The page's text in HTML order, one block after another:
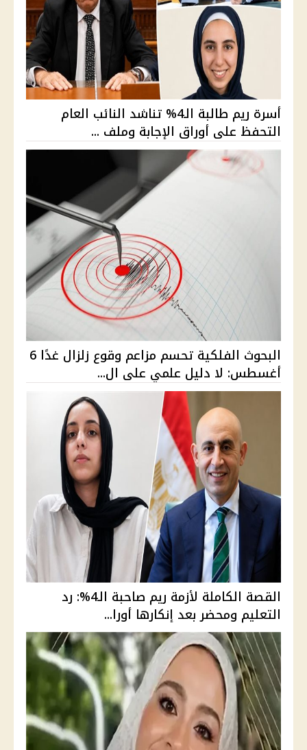
أسرة ريم طالبة الـ4% تناشد النائب العام
التحفظ على أوراق الإجابة وملف ...
البحوث الفلكية تحسم مزاعم وقوع زلزال غدًا 6
أغسطس: لا دليل علمي على ال...
القصة الكاملة لأزمة ريم صاحبة الـ4%: رد
التعليم ومحضر بعد إنكارها أورا...